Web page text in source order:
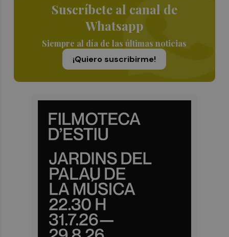
Suscríbete al canal de
Whatsapp
Siempre al día de las últimas noticias
¡Quiero suscribirme!